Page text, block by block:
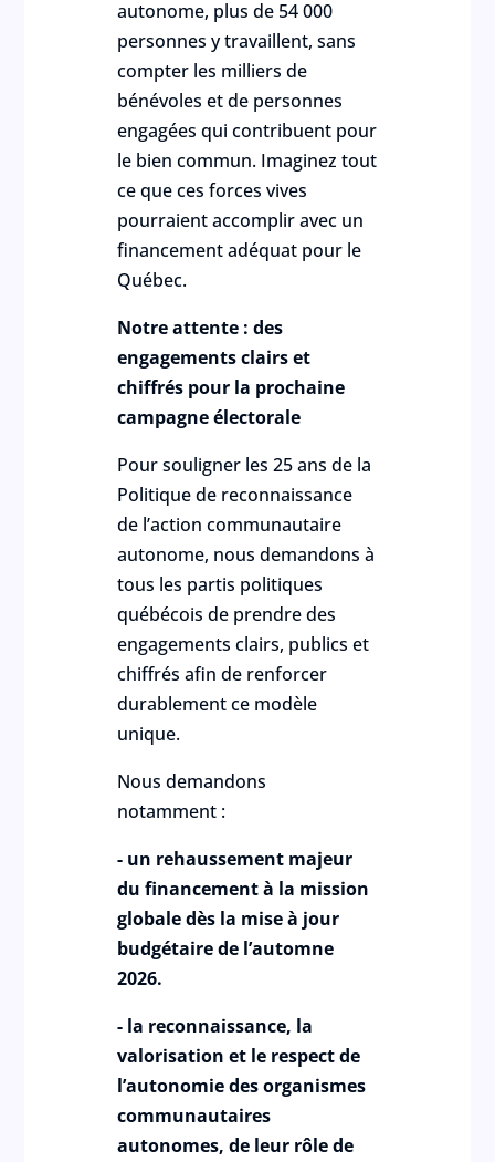
autonome, plus de 54 000
personnes y travaillent, sans
compter les milliers de
bénévoles et de personnes
engagées qui contribuent pour
le bien commun. Imaginez tout
ce que ces forces vives
pourraient accomplir avec un
financement adéquat pour le
Québec.
Notre attente : des
engagements clairs et
chiffrés pour la prochaine
campagne électorale
Pour souligner les 25 ans de la
Politique de reconnaissance
de l’action communautaire
autonome, nous demandons à
tous les partis politiques
québécois de prendre des
engagements clairs, publics et
chiffrés afin de renforcer
durablement ce modèle
unique.
Nous demandons
notamment :
- un rehaussement majeur
du financement à la mission
globale dès la mise à jour
budgétaire de l’automne
2026.
- la reconnaissance, la
valorisation et le respect de
l’autonomie des organismes
communautaires
autonomes, de leur rôle de